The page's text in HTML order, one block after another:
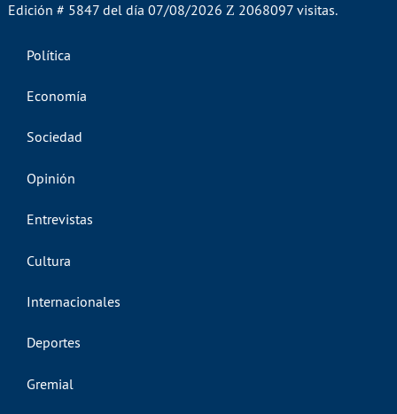
Edición # 5847 del día 07/08/2026 2068097 visitas.
Política
Economía
Sociedad
Opinión
Entrevistas
Cultura
Internacionales
Deportes
Gremial